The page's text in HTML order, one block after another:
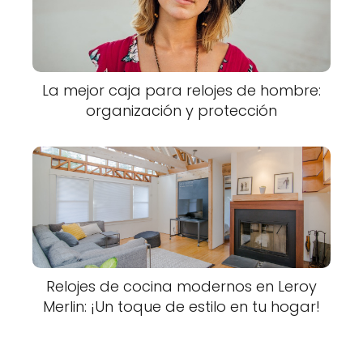
La mejor caja para relojes de hombre:
organización y protección
Relojes de cocina modernos en Leroy
Merlin: ¡Un toque de estilo en tu hogar!